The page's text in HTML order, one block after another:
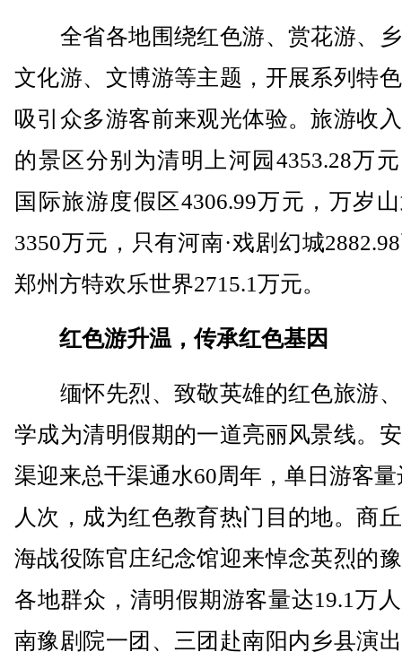
全省各地围绕红色游、赏花游、
文化游、文博游等主题，开展系列特
吸引众多游客前来观光体验。旅游收
的景区分别为清明上河园4353.28万
国际旅游度假区4306.99万元，万岁
3350万元，只有河南·戏剧幻城
郑州方特欢乐世界2715.1万元。
红色游升温，传承红色基因
缅怀先烈、致敬英雄的红色旅游
学成为清明假期的一道亮丽风景线。
渠迎来总干渠通水60周年，单日游客量
人次，成为红色教育热门目的地。商
海战役陈官庄纪念馆迎来悼念英烈的
各地群众，清明假期游客量达19.1万
南豫剧院一团、三团赴南阳内乡县演